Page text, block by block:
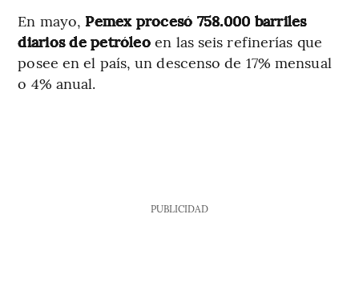
En mayo, Pemex procesó 758.000 barriles
diarios de petróleoen las seis refinerías que
posee en el país, un descenso de 17% mensual
o 4% anual.
PUBLICIDAD